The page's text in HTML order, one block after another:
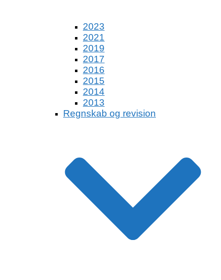
2023
2021
2019
2017
2016
2015
2014
2013
Regnskab og revision